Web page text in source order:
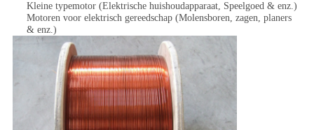
Kleine typemotor (Elektrische huishoudapparaat, Speelgoed & enz.)
Motoren voor elektrisch gereedschap (Molensboren, zagen, planers
& enz.)